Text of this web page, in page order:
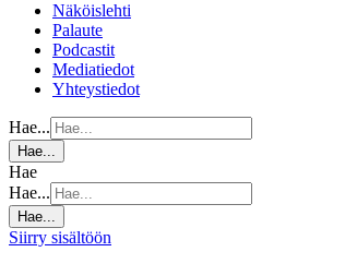
Näköislehti
Palaute
Podcastit
Mediatiedot
Yhteystiedot
Hae...
Hae...
Hae
Hae...
Hae...
Siirry sisältöön